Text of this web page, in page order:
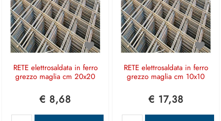
RETE elettrosaldata in ferro
grezzo maglia cm 20x20
€ 8,68
RETE elettrosaldata in ferro
grezzo maglia cm 10x10
€ 17,38